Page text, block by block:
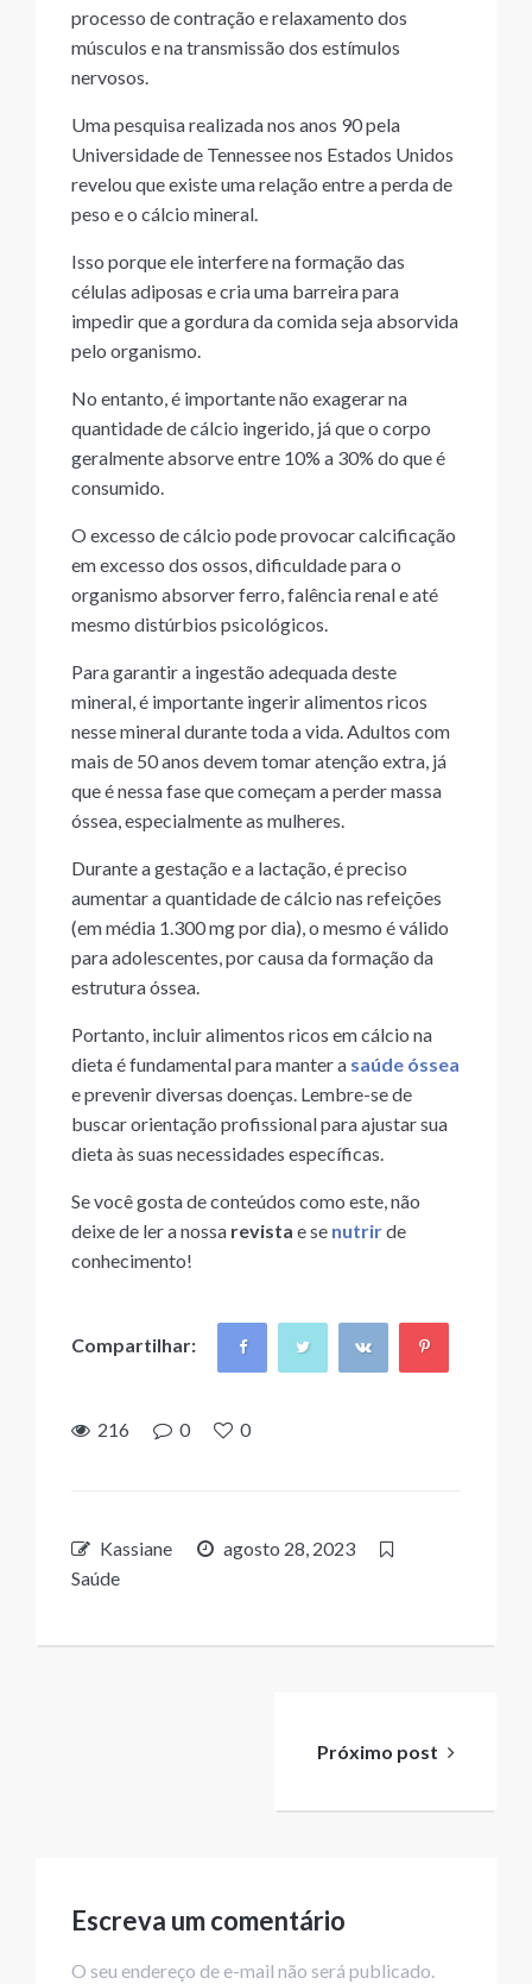
processo de contração e relaxamento dos
músculos e na transmissão dos estímulos
nervosos.
Uma pesquisa realizada nos anos 90 pela
Universidade de Tennessee nos Estados Unidos
revelou que existe uma relação entre a perda de
peso e o cálcio mineral.
Isso porque ele interfere na formação das
células adiposas e cria uma barreira para
impedir que a gordura da comida seja absorvida
pelo organismo.
No entanto, é importante não exagerar na
quantidade de cálcio ingerido, já que o corpo
geralmente absorve entre 10% a 30% do que é
consumido.
O excesso de cálcio pode provocar calcificação
em excesso dos ossos, dificuldade para o
organismo absorver ferro, falência renal e até
mesmo distúrbios psicológicos.
Para garantir a ingestão adequada deste
mineral, é importante ingerir alimentos ricos
nesse mineral durante toda a vida. Adultos com
mais de 50 anos devem tomar atenção extra, já
que é nessa fase que começam a perder massa
óssea, especialmente as mulheres.
Durante a gestação e a lactação, é preciso
aumentar a quantidade de cálcio nas refeições
(em média 1.300 mg por dia), o mesmo é válido
para adolescentes, por causa da formação da
estrutura óssea.
Portanto, incluir alimentos ricos em cálcio na
dieta é fundamental para manter a saúde óssea
e prevenir diversas doenças. Lembre-se de
buscar orientação profissional para ajustar sua
dieta às suas necessidades específicas.
Se você gosta de conteúdos como este, não
deixe de ler a nossa revista e se nutrirde
conhecimento!
Compartilhar:
216 0 0
Kassiane
agosto 28, 2023
Saúde
Próximo post
Escreva um comentário
O seu endereço de e-mail não será publicado.